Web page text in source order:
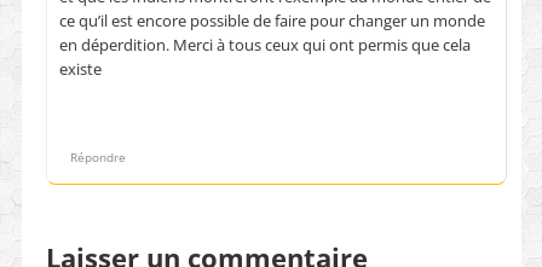
ce qu’il est encore possible de faire pour changer un monde
en déperdition. Merci à tous ceux qui ont permis que cela
existe
Répondre
Laisser un commentaire